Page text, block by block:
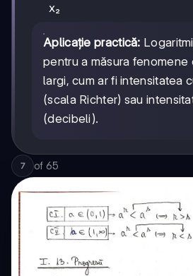
x₂
Aplicație practică:
pentru a măsura
largi, cum ar fi intensitatea
(scala Richter) sau
(decibeli).
7 of 65